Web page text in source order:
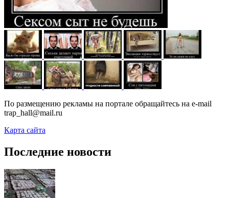
По размещению рекламы на портале обращайтесь на e-mail
trap_hall@mail.ru
Карта сайта
Последние новости